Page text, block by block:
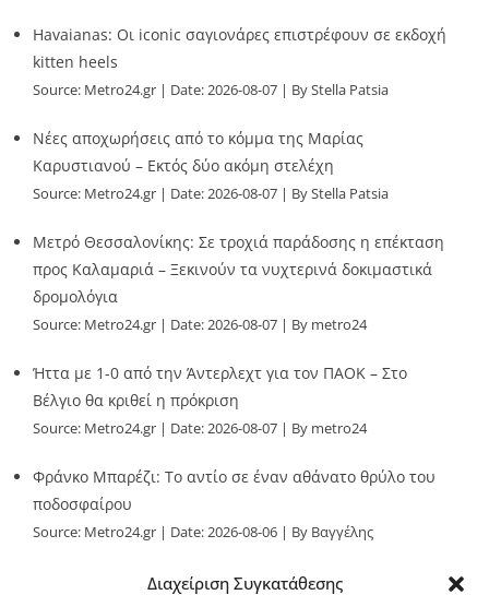
Διαχείριση Συγκατάθεσης
Havaianas: Οι iconic σαγιονάρες επιστρέφουν σε εκδοχή
kitten heels
Source: Metro24.gr Date: 2026-08-07 By Stella Patsia
Νέες αποχωρήσεις από το κόμμα της Μαρίας
Καρυστιανού – Εκτός δύο ακόμη στελέχη
Source: Metro24.gr Date: 2026-08-07 By Stella Patsia
Μετρό Θεσσαλονίκης: Σε τροχιά παράδοσης η επέκταση
προς Καλαμαριά – Ξεκινούν τα νυχτερινά δοκιμαστικά
δρομολόγια
Source: Metro24.gr Date: 2026-08-07 By metro24
Ήττα με 1-0 από την Άντερλεχτ για τον ΠΑΟΚ – Στο
Βέλγιο θα κριθεί η πρόκριση
Source: Metro24.gr Date: 2026-08-07 By metro24
Φράνκο Μπαρέζι: Το αντίο σε έναν αθάνατο θρύλο του
ποδοσφαίρου
Source: Metro24.gr Date: 2026-08-06
By Βαγγέλης